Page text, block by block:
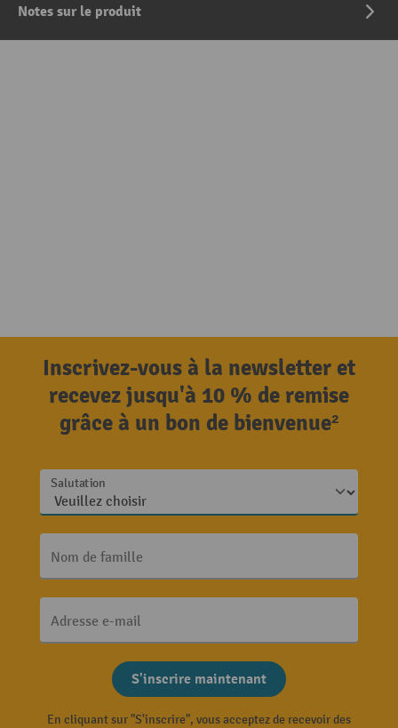
Notes sur le produit
Inscrivez-vous à la newsletter et
recevez jusqu'à 10 % de remise
grâce à un bon de bienvenue²
Salutation
Nom de famille
Adresse e-mail
S'inscrire maintenant
En cliquant sur "S'inscrire", vous acceptez de recevoir des